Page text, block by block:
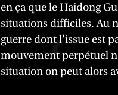
en ça que le Haidong
situations difficiles. Au
guerre dont l'issue est
mouvement perpétuel
situation on peut alors